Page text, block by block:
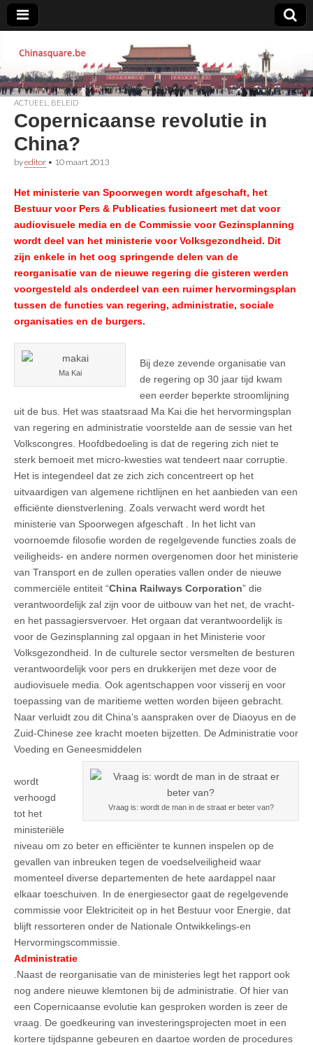
Chinasquare.be
ACTUEEL BELEID
Copernicaanse revolutie in
China?
byeditor • 10 maart 2013
Het ministerie van Spoorwegen wordt afgeschaft, het
Bestuur voor Pers & Publicaties fusioneert met dat voor
audiovisuele media en de Commissie voor Gezinsplanning
wordt deel van het ministerie voor Volksgezondheid. Dit
zijn enkele in het oog springende delen van de
reorganisatie van de nieuwe regering die gisteren werden
voorgesteld als onderdeel van een ruimer hervormingsplan
tussen de functies van regering, administratie, sociale
organisaties en de burgers.
Ma Kai
Bij deze zevende organisatie van
de regering op 30 jaar tijd kwam
een eerder beperkte stroomlijning
uit de bus. Het was staatsraad Ma Kai die het hervormingsplan
van regering en administratie voorstelde aan de sessie van het
Volkscongres. Hoofdbedoeling is dat de regering zich niet te
sterk bemoeit met micro-kwesties wat tendeert naar corruptie.
Het is integendeel dat ze zich zich concentreert op het
uitvaardigen van algemene richtlijnen en het aanbieden van een
efficiënte dienstverlening. Zoals verwacht werd wordt het
ministerie van Spoorwegen afgeschaft . In het licht van
voornoemde filosofie worden de regelgevende functies zoals de
veiligheids- en andere normen overgenomen door het ministerie
van Transport en de zullen operaties vallen onder de nieuwe
commerciële entiteit “China Railways Corporation” die
verantwoordelijk zal zijn voor de uitbouw van het net, de vracht-
en het passagiersvervoer. Het orgaan dat verantwoordelijk is
voor de Gezinsplanning zal opgaan in het Ministerie voor
Volksgezondheid. In de culturele sector versmelten de besturen
verantwoordelijk voor pers en drukkerijen met deze voor de
audiovisuele media. Ook agentschappen voor visserij en voor
toepassing van de maritieme wetten worden bijeen gebracht.
Naar verluidt zou dit China’s aanspraken over de Diaoyus en de
Zuid-Chinese zee kracht moeten bijzetten. De Administratie voor
Voeding en Geneesmiddelen
Vraag is: wordt de man in de straat er beter van?
wordt
verhoogd
tot het
ministeriële
niveau om zo beter en efficiënter te kunnen inspelen op de
gevallen van inbreuken tegen de voedselveiligheid waar
momenteel diverse departementen de hete aardappel naar
elkaar toeschuiven. In de energiesector gaat de regelgevende
commissie voor Elektriciteit op in het Bestuur voor Energie, dat
blijft ressorteren onder de Nationale Ontwikkelings-en
Hervormingscommissie.
Administratie
.Naast de reorganisatie van de ministeries legt het rapport ook
nog andere nieuwe klemtonen bij de administratie. Of hier van
een Copernicaanse evolutie kan gesproken worden is zeer de
vraag. De goedkeuring van investeringsprojecten moet in een
kortere tijdspanne gebeuren en daartoe worden de procedures